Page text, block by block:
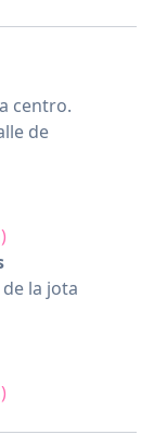
centro.
de
la jota